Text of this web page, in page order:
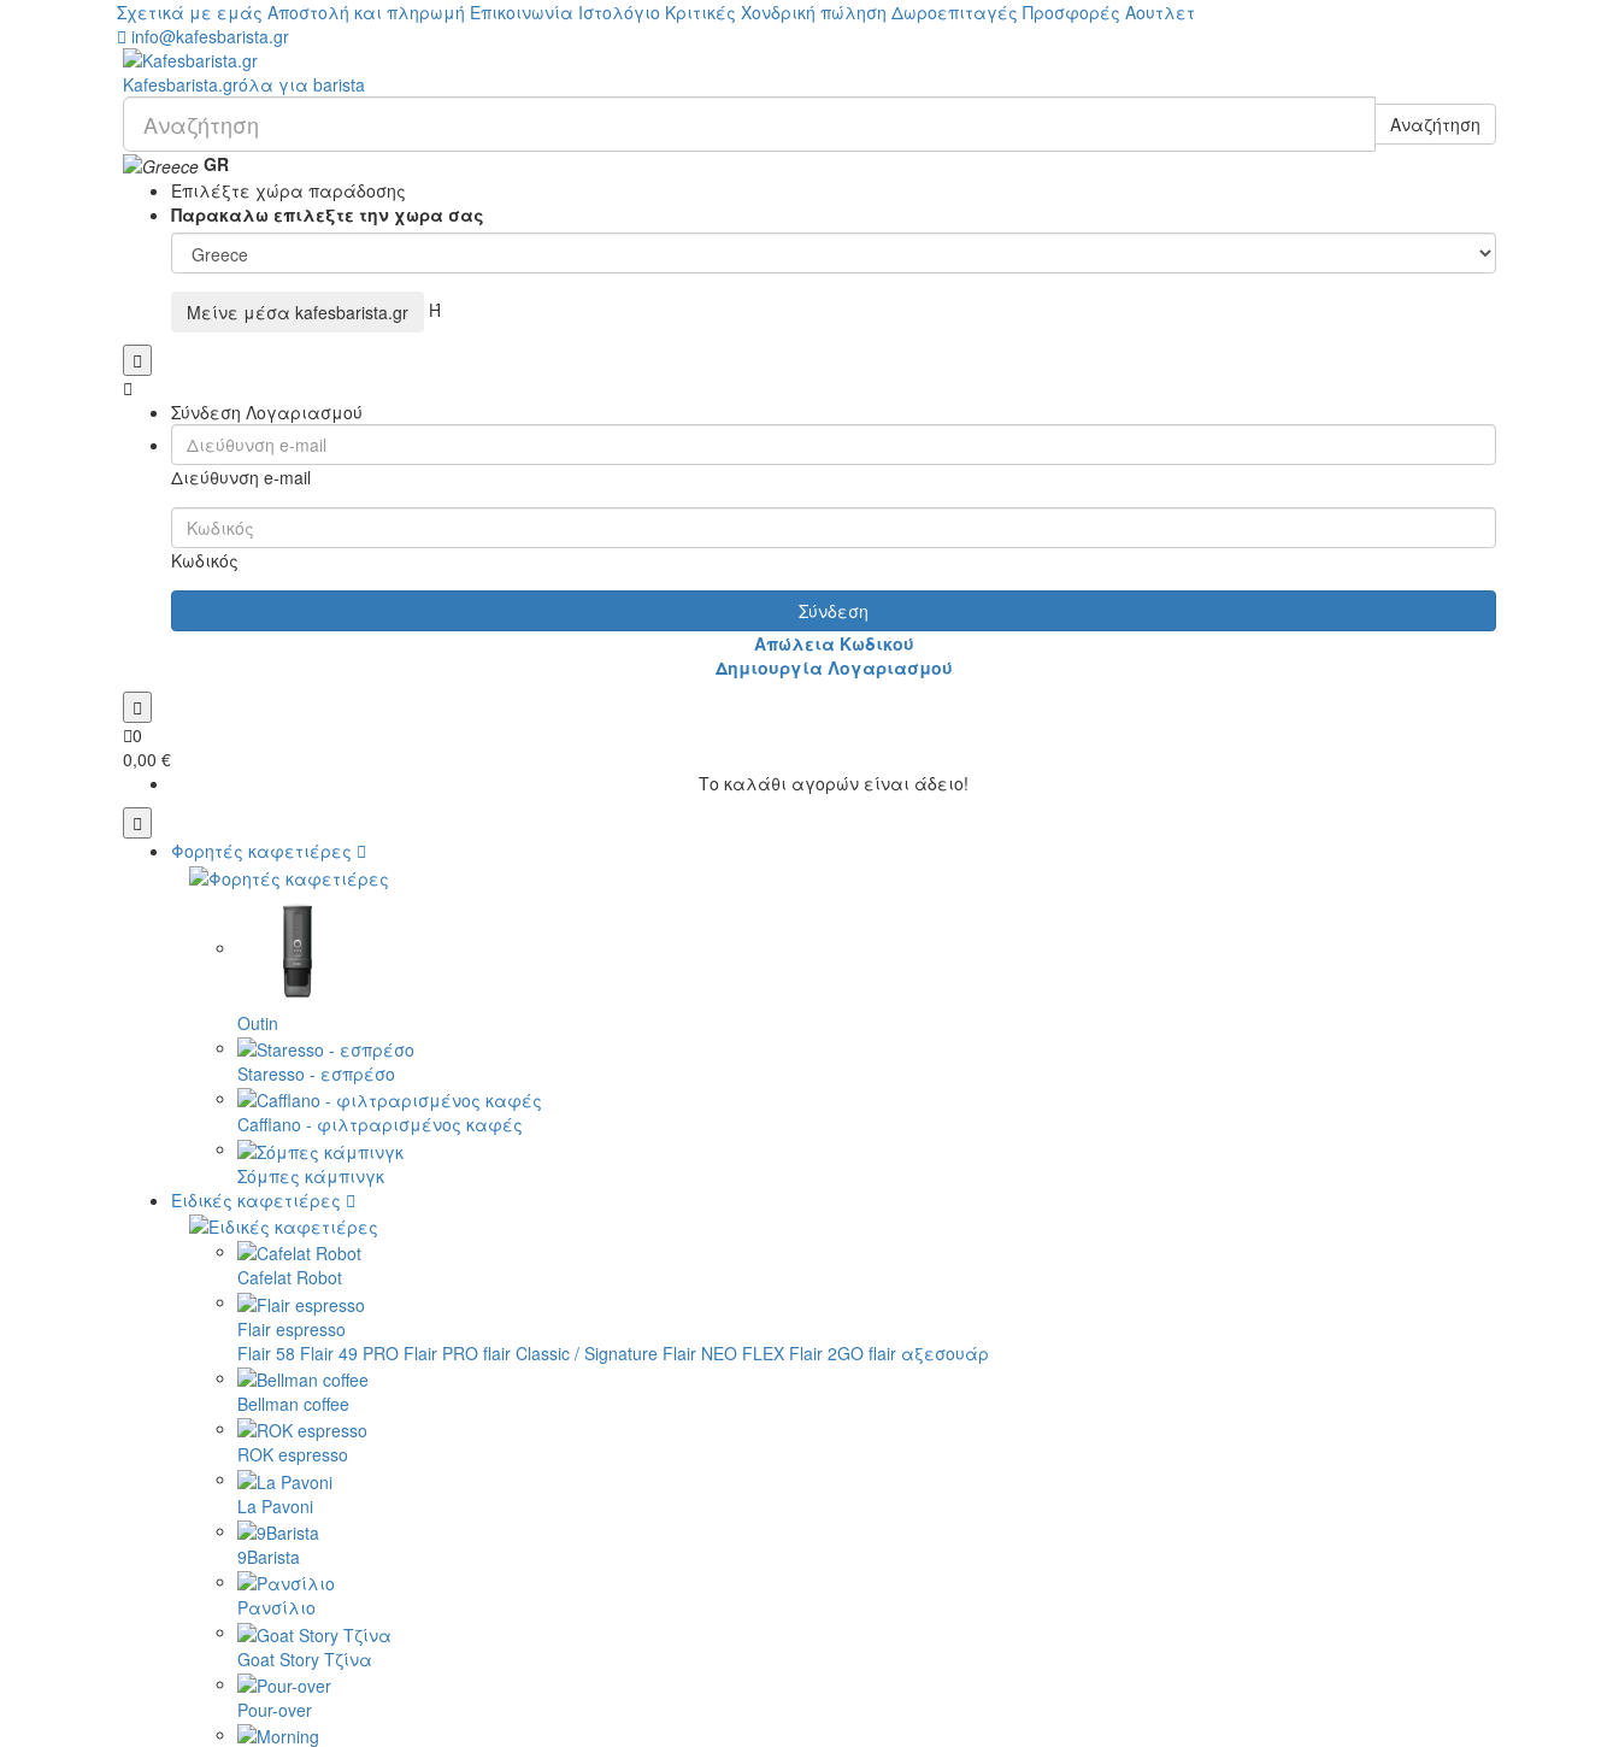
Σχετικά με εμάς Αποστολή και πληρωμή Επικοινωνία Ιστολόγιο Κριτικές Χονδρική πώληση Δωροεπιταγές Προσφορές Αουτλετ
info@kafesbarista.gr
Kafesbarista.grόλα για barista
Αναζήτηση
GR
Επιλέξτε χώρα παράδοσης
Παρακαλω επιλεξτε την χωρα σας
Μείνε μέσα kafesbarista.gr Ή
Σύνδεση Λογαριασμού
Διεύθυνση e-mail
Κωδικός
Σύνδεση
Απώλεια Κωδικού
Δημιουργία Λογαριασμού
0
0,00 €
Το καλάθι αγορών είναι άδειο!
Φορητές καφετιέρες
Outin
Staresso - εσπρέσο
Cafflano - φιλτραρισμένος καφές
Σόμπες κάμπινγκ
Ειδικές καφετιέρες
Cafelat Robot
Flair espresso
Flair 58 Flair 49 PRO Flair PRO flair Classic / Signature Flair NEO FLEX Flair 2GO flair αξεσουάρ
Bellman coffee
ROK espresso
La Pavoni
9Barista
Ρανσίλιο
Goat Story Τζίνα
Pour-over